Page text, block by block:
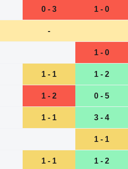
0 - 3 1 - 0
-
1 - 0
1 - 1 1 - 2
1 - 2 0 - 5
1 - 1 3 - 4
1 - 1
1 - 1 1 - 2